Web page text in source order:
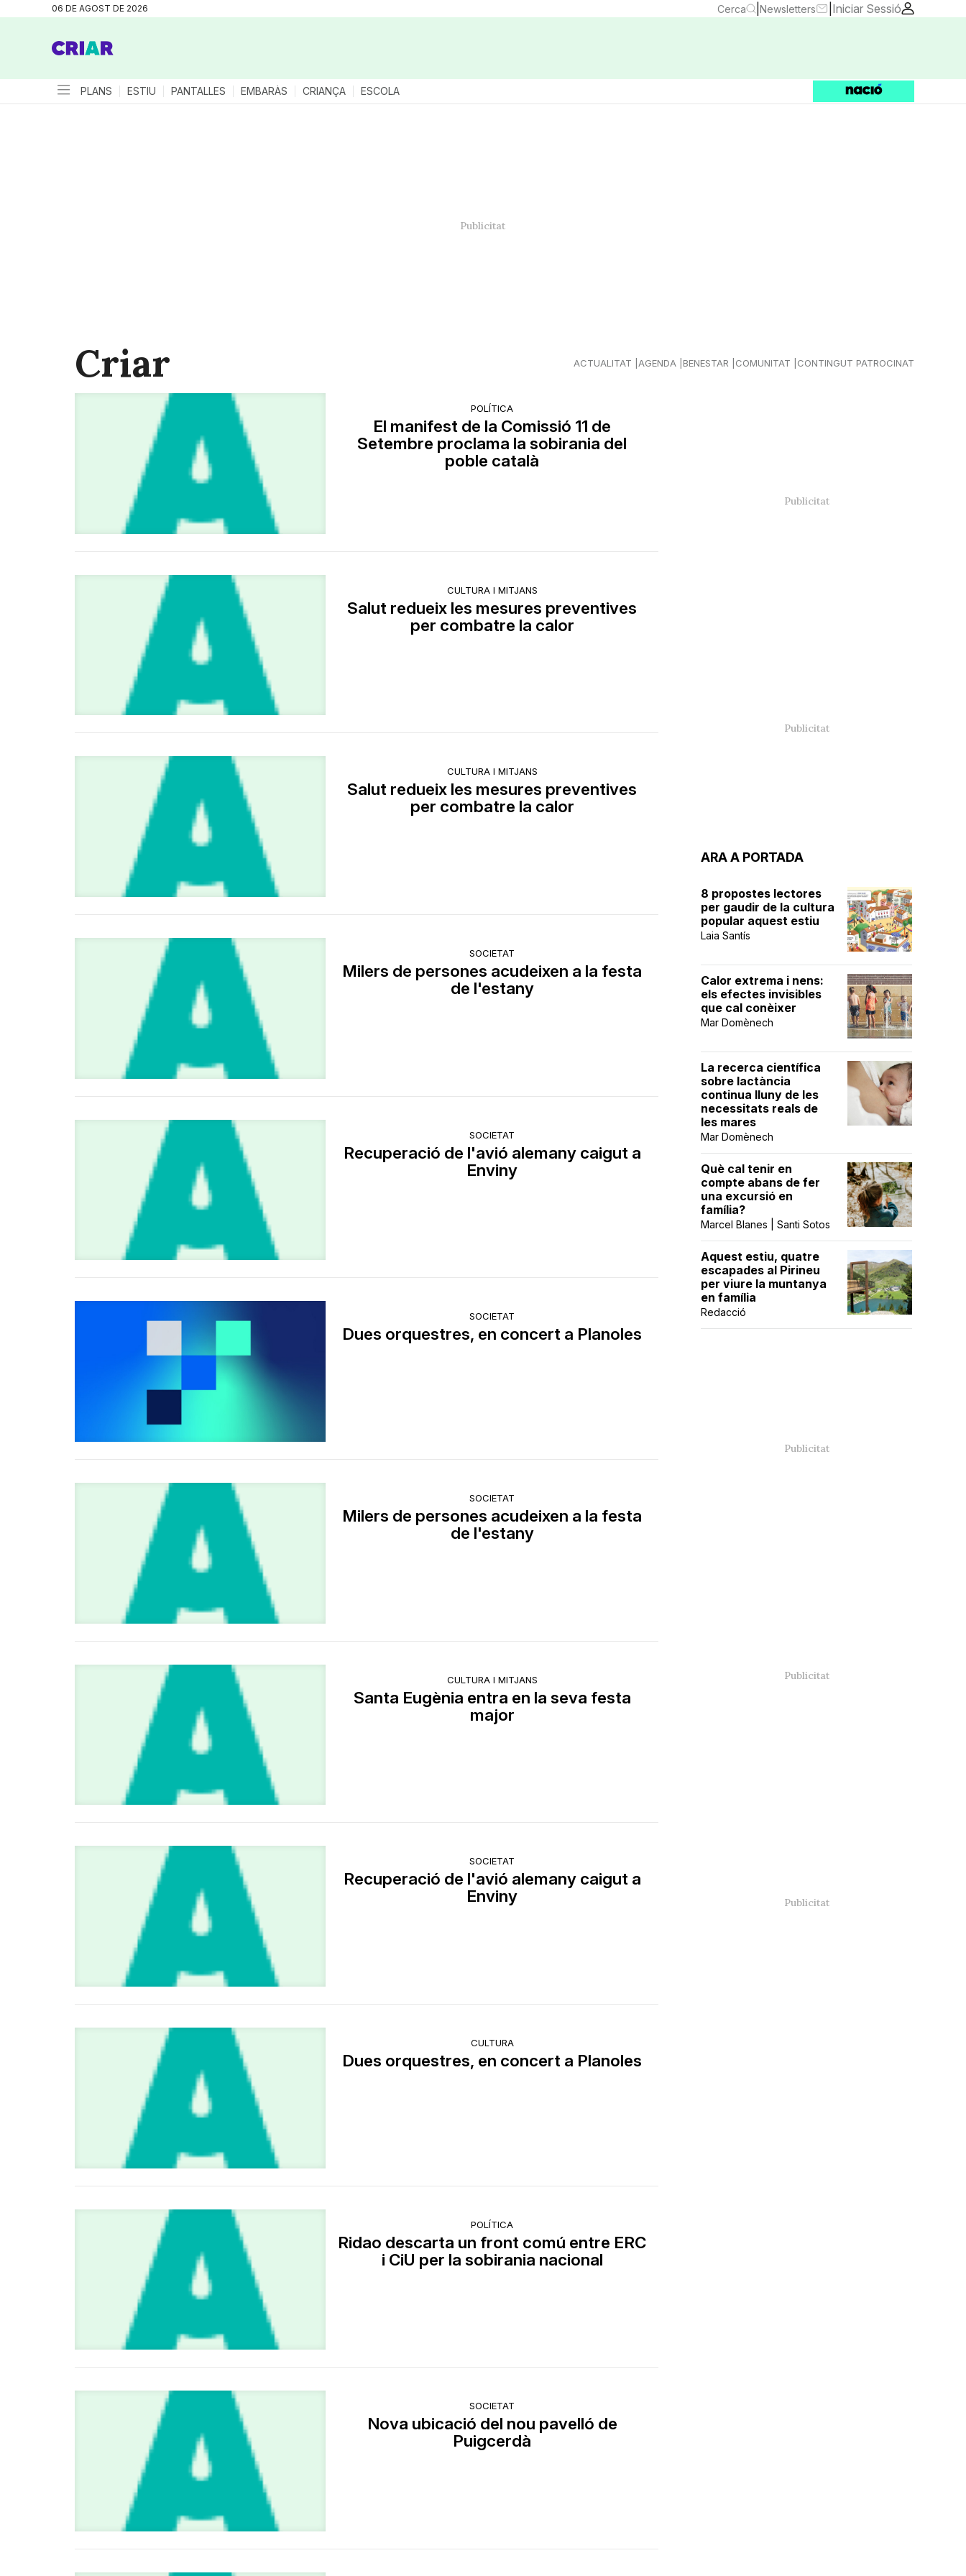
06 DE AGOST DE 2026 Cerca Newsletters Iniciar Sessió
PLANS ESTIU PANTALLES EMBARÀS CRIANÇA ESCOLA
Criar ACTUALITAT AGENDA BENESTAR COMUNITAT CONTINGUT PATROCINAT
POLÍTICA
El manifest de la Comissió 11 de
Setembre proclama la sobirania del
poble català
CULTURA I MITJANS
Salut redueix les mesures preventives
per combatre la calor
CULTURA I MITJANS
Salut redueix les mesures preventives
per combatre la calor
SOCIETAT
Milers de persones acudeixen a la festa
de l'estany
SOCIETAT
Recuperació de l'avió alemany caigut a
Enviny
SOCIETAT
Dues orquestres, en concert a Planoles
SOCIETAT
Milers de persones acudeixen a la festa
de l'estany
CULTURA I MITJANS
Santa Eugènia entra en la seva festa
major
SOCIETAT
Recuperació de l'avió alemany caigut a
Enviny
CULTURA
Dues orquestres, en concert a Planoles
POLÍTICA
Ridao descarta un front comú entre ERC
i CiU per la sobirania nacional
SOCIETAT
Nova ubicació del nou pavelló de
Puigcerdà
ARA A PORTADA
8 propostes lectores
per gaudir de la cultura
popular aquest estiu
Laia Santís
Calor extrema i nens:
els efectes invisibles
que cal conèixer
Mar Domènech
La recerca científica
sobre lactància
continua lluny de les
necessitats reals de
les mares
Mar Domènech
Què cal tenir en
compte abans de fer
una excursió en
família?
Marcel Blanes | Santi Sotos
Aquest estiu, quatre
escapades al Pirineu
per viure la muntanya
en família
Redacció